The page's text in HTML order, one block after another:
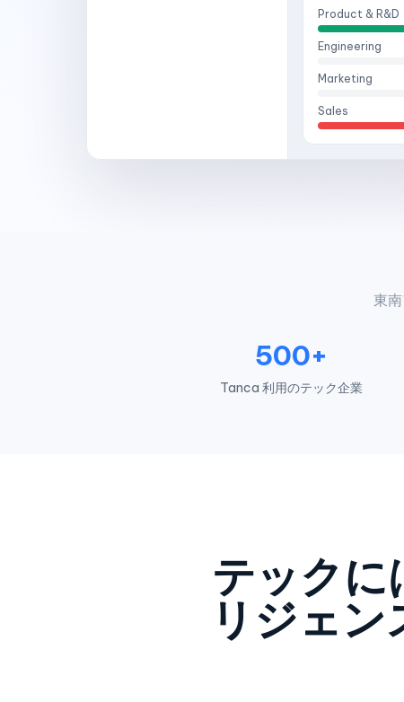
Product & R&D
Engineering
Marketing
Sales
東
500+
Tanca 利用のテック企業
テックに
リジェ